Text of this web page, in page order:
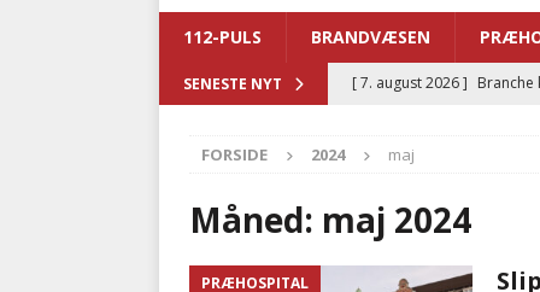
112-PULS BRANDVÆSEN
SENESTE NYT [ 7. august 2026 ]
[ 6. august 2026 ]
BRANDVÆSEN
[ 5. august 2026 ]
i det offentlige
FORSIDE 2024 maj
Måned: maj 2024
PRÆHOSPITAL